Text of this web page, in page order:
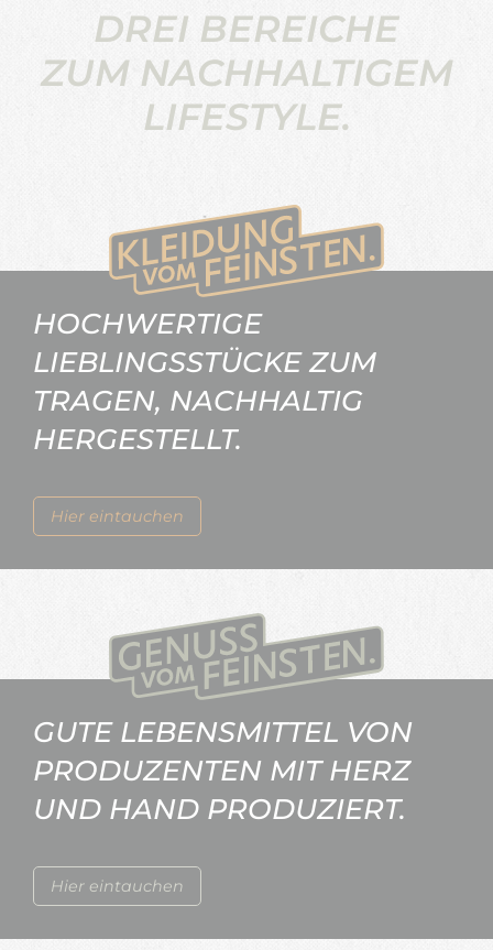
DREI BEREICHE
ZUM NACHHALTIGEM
LIFESTYLE.
Hier eintauchen
HOCHWERTIGE
LIEBLINGSSTÜCKE ZUM
TRAGEN, NACHHALTIG
HERGESTELLT.
Hier eintauchen
GUTE LEBENSMITTEL VON
PRODUZENTEN MIT HERZ
UND HAND PRODUZIERT.